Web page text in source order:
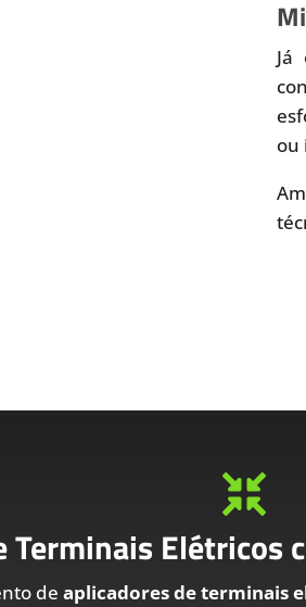
Já
ou

Terminais Elétricos
de aplicadores de terminais